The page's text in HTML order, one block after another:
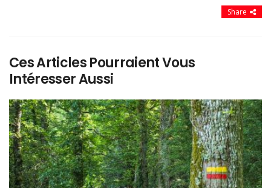
Share
Ces Articles Pourraient Vous
Intéresser Aussi